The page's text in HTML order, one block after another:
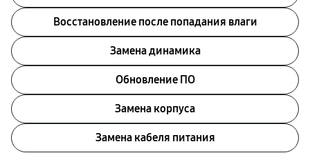
Восстановление после попадания влаги
Замена динамика
Обновление ПО
Замена корпуса
Замена кабеля питания